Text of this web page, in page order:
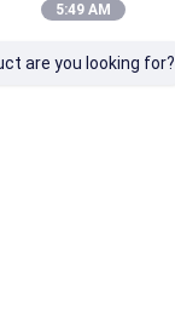
5:49 AM
are you looking for?